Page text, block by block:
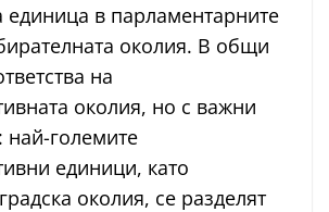
единица в парламентарните
околия. В общи
на
околия, но с важни
големите
единици, като
околия, се разделят